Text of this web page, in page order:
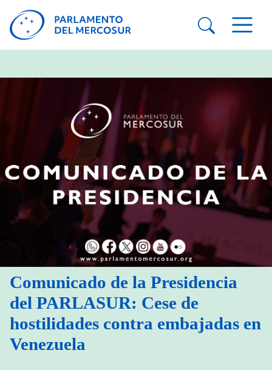
Comunicado de la Presidencia
del PARLASUR: Cese de
hostilidades contra embajadas en
Venezuela